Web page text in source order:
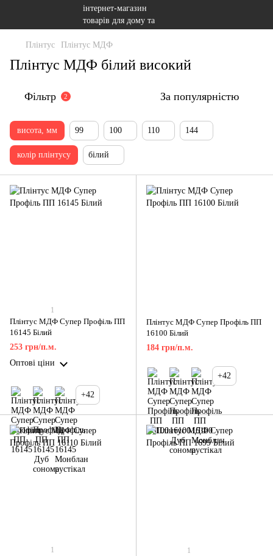
Плінтус Плінтус МДФ
Плінтус МДФ білий високий
Фільтр 2 За популярністю
висота, мм 99 100 110 144
колір плінтусу білий
1
Плінтус МДФ Супер Профіль ПП
16145 Білий
253 грн/п.м.
Оптові ціни
+42
Плінтус МДФ Супер Профіль ПП
16100 Білий
184 грн/п.м.
+42
1 1